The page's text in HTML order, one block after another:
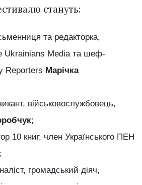
стануть:
та редакторка,
Ukrainians Media та шеф-
Reporters Марічка
військовослужбовець,
;
10 книг, член Українського ПЕН
;
громадський діяч,